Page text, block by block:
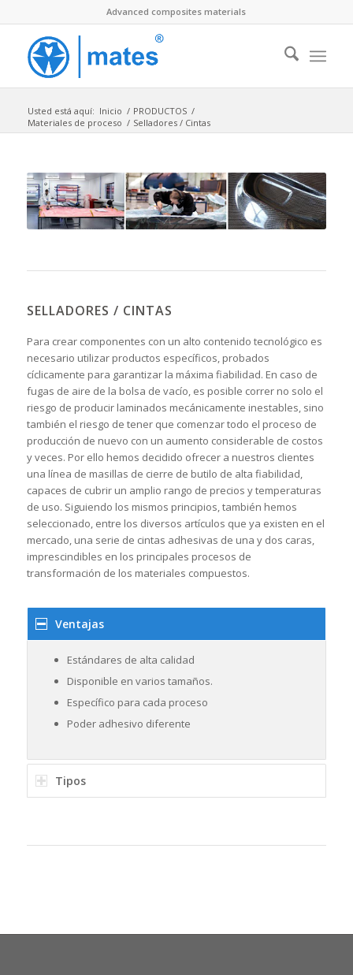
Advanced composites materials
Usted está aquí: Inicio / PRODUCTOS /
Materiales de proceso / Selladores / Cintas
SELLADORES / CINTAS
Para crear componentes con un alto contenido tecnológico es
necesario utilizar productos específicos, probados
cíclicamente para garantizar la máxima fiabilidad. En caso de
fugas de aire de la bolsa de vacío, es posible correr no solo el
riesgo de producir laminados mecánicamente inestables, sino
también el riesgo de tener que comenzar todo el proceso de
producción de nuevo con un aumento considerable de costos
y veces. Por ello hemos decidido ofrecer a nuestros clientes
una línea de masillas de cierre de butilo de alta fiabilidad,
capaces de cubrir un amplio rango de precios y temperaturas
de uso. Siguiendo los mismos principios, también hemos
seleccionado, entre los diversos artículos que ya existen en el
mercado, una serie de cintas adhesivas de una y dos caras,
imprescindibles en los principales procesos de
transformación de los materiales compuestos.
Ventajas
Estándares de alta calidad
Disponible en varios tamaños.
Específico para cada proceso
Poder adhesivo diferente
Tipos